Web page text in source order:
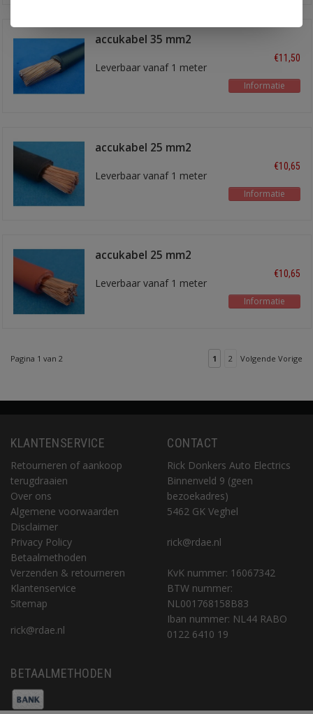
accukabel 35 mm2
Leverbaar vanaf 1 meter
€11,50
Informatie
accukabel 25 mm2
Leverbaar vanaf 1 meter
€10,65
Informatie
accukabel 25 mm2
Leverbaar vanaf 1 meter
€10,65
Informatie
Pagina 1 van 2 1 2 Volgende Vorige
KLANTENSERVICE
Retourneren of aankoop
terugdraaien
Over ons
Algemene voorwaarden
Disclaimer
Privacy Policy
Betaalmethoden
Verzenden & retourneren
Klantenservice
Sitemap
rick@rdae.nl
CONTACT
Rick Donkers Auto Electrics
Binnenveld 9 (geen
bezoekadres)
5462 GK Veghel
rick@rdae.nl
KvK nummer: 16067342
BTW nummer:
NL001768158B83
Iban nummer: NL44 RABO
0122 6410 19
BETAALMETHODEN